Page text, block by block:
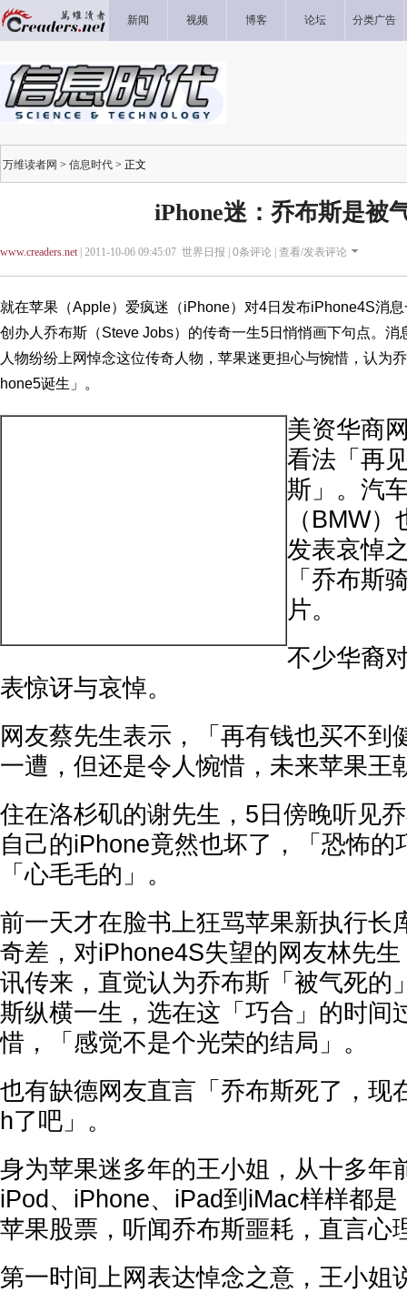
新闻 视频 博客 论坛 分类广告
万维读者网 > 信息时代 > 正文
iPhone迷：乔布斯是被
www.creaders.net| 2011-10-06 09:45:07 世界日报 | 0条评论 | 查看/发表评论
就在苹果（Apple）爱疯迷（iPhone）对4日发布iPhone4S消
创办人乔布斯（Steve Jobs）的传奇一生5日悄悄画下句点。
人物纷纷上网悼念这位传奇人物，苹果迷更担心与惋惜，认为
hone5诞生」。
美资华商
看法「再
斯」。汽
（BMW
发表哀悼
「乔布斯
片。
不少华裔
表惊讶与哀悼。
网友蔡先生表示，「再有钱也买不到
一遭，但还是令人惋惜，未来苹果王
住在洛杉矶的谢先生，5日傍晚听见
自己的iPhone竟然也坏了，「恐怖的
「心毛毛的」。
前一天才在脸书上狂骂苹果新执行长
奇差，对iPhone4S失望的网友林先
讯传来，直觉认为乔布斯「被气死的
斯纵横一生，选在这「巧合」的时间
惜，「感觉不是个光荣的结局」。
也有缺德网友直言「乔布斯死了，现
h了吧」。
身为苹果迷多年的王小姐，从十多年
iPod、iPhone、iPad到iMac样样都
苹果股票，听闻乔布斯噩耗，直言心
第一时间上网表达悼念之意，王小姐